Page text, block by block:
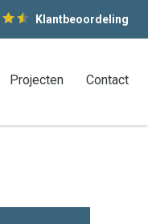
Klantbeoordeling
Projecten Contact